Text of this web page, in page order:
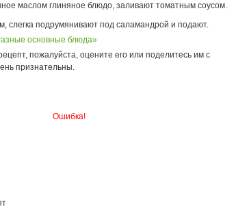
маслом глиняное блюдо, заливают томатным соусом.
слегка подрумянивают под саламандрой и подают.
основные блюда»
пожалуйста, оцените его или поделитесь им с
признательны.
Ошибка!